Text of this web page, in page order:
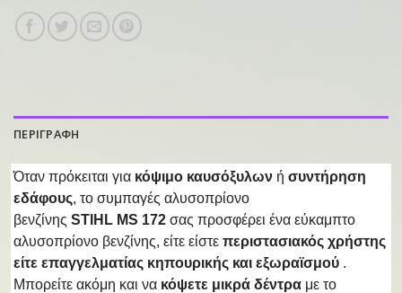
ΠΕΡΙΓΡΑΦΗ
Όταν πρόκειται για κόψιμο καυσόξυλων ή συντήρηση
εδάφους, το συμπαγές αλυσοπρίονο
βενζίνης STIHL MS 172 σας προσφέρει ένα εύκαμπτο
αλυσοπρίονο βενζίνης, είτε είστε περιστασιακός χρήστης
είτε επαγγελματίας κηπουρικής και εξωραϊσμού .
Μπορείτε ακόμη και να κόψετε μικρά δέντρα με το